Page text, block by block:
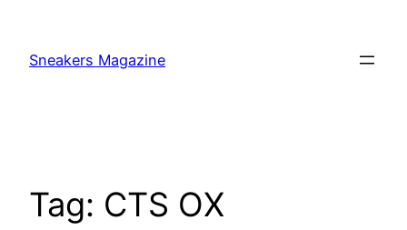
content
Sneakers Magazine
Tag: CTS OX